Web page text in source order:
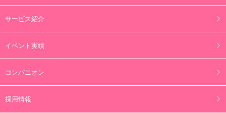
サービス紹介
イベント実績
コンパニオン
採用情報